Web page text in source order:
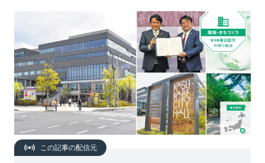
この記事の配信元